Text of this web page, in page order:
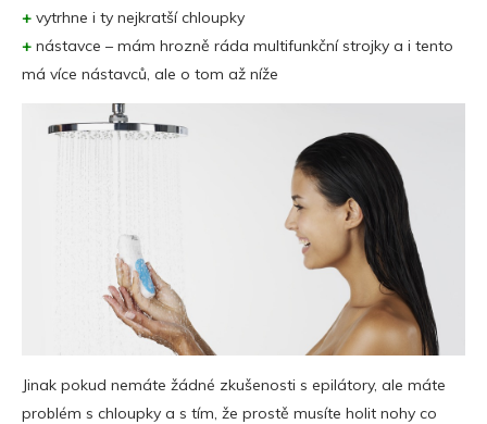
+ vytrhne i ty nejkratší chloupky
+ nástavce – mám hrozně ráda multifunkční strojky a i tento
má více nástavců, ale o tom až níže
Jinak pokud nemáte žádné zkušenosti s epilátory, ale máte
problém s chloupky a s tím, že prostě musíte holit nohy co